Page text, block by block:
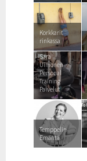
Korkkarit
rinkassa
Sara
Uimonen
Personal
Training
Palvelut
Temppelin
Emäntä